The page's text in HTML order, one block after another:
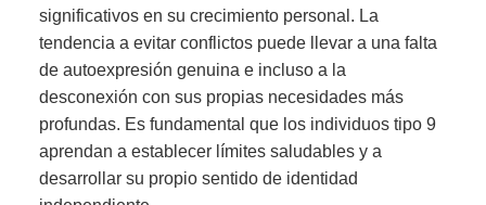
significativos en su crecimiento personal. La
tendencia a evitar conflictos puede llevar a una falta
de autoexpresión genuina e incluso a la
desconexión con sus propias necesidades más
profundas. Es fundamental que los individuos tipo 9
aprendan a establecer límites saludables y a
desarrollar su propio sentido de identidad